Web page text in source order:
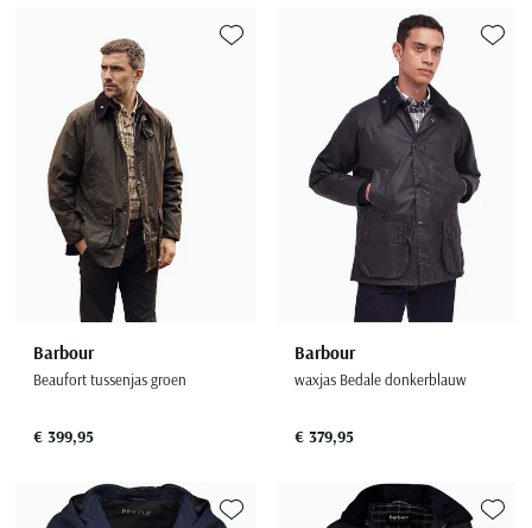
Barbour
Beaufort tussenjas groen
€ 399,95
Toevoegen aan favorieten
Barbour
waxjas Bedale donkerblauw
€ 379,95